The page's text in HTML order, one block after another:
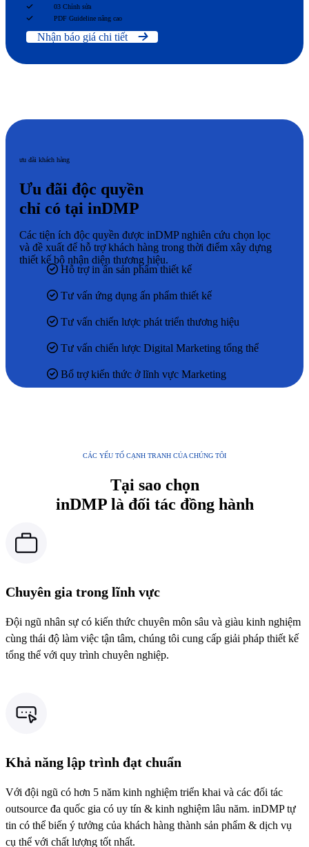
03 Chỉnh sửa
PDF Guideline nâng cao
Nhận báo giá chi tiết
ưu đãi khách hàng
Ưu đãi độc quyền
chỉ có tại inDMP
Các tiện ích độc quyền được inDMP nghiên cứu chọn lọc
và đề xuất để hỗ trợ khách hàng trong thời điểm xây dựng
thiết kế bộ nhận diện thương hiệu.
Hỗ trợ in ấn sản phẩm thiết kế
Tư vấn ứng dụng ấn phẩm thiết kế
Tư vấn chiến lược phát triển thương hiệu
Tư vấn chiến lược Digital Marketing tổng thể
Bổ trợ kiến thức ở lĩnh vực Marketing
CÁC YẾU TỐ CẠNH TRANH CỦA CHÚNG TÔI
Tại sao chọn
inDMP là đối tác đồng hành
Chuyên gia trong lĩnh vực
Đội ngũ nhân sự có kiến thức chuyên môn sâu và giàu kinh nghiệm
cùng thái độ làm việc tận tâm, chúng tôi cung cấp giải pháp thiết kế
tổng thể với quy trình chuyên nghiệp.
Khả năng lập trình đạt chuẩn
Với đội ngũ có hơn 5 năm kinh nghiệm triển khai và các đối tác
outsource đa quốc gia có uy tín & kinh nghiệm lâu năm. inDMP tự
tin có thể biến ý tưởng của khách hàng thành sản phẩm & dịch vụ
cụ thể với chất lượng tốt nhất.